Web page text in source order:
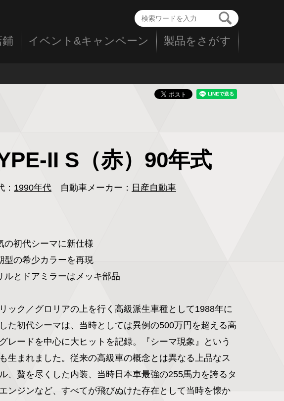
イベント&キャンペーン 製品をさがす
II S（赤）90年式
1990年代 自動車メーカー： 日産自動車
の初代シーマに新仕様
型の希少カラーを再現
ルとドアミラーはメッキ部品
ック／グロリアの上を行く高級派生車種として1988年に
た初代シーマは、当時としては異例の500万円を超える高
レードを中心に大ヒットを記録。『シーマ現象』という
生まれました。従来の高級車の概念とは異なる上品なス
、贅を尽くした内装、当時日本車最強の255馬力を誇るタ
ンジンなど、すべてが飛びぬけた存在として当時を懐か